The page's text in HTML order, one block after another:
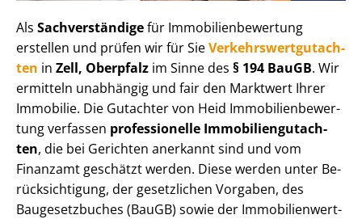
Als Sachverständigefür Im­mo­bi­li­en­be­wer­tung
erstellen und prüfen wir für SieVer­kehrs­wert­gut­ach­
ten in Zell, Oberpfalz im Sinne des § 194 BauGB. Wir
ermitteln unabhängig und fair den Marktwert Ihrer
Immobilie. Die Gutachter von Heid Im­mo­bi­li­en­be­wer­
tung verfassen professionelle Im­mo­bi­li­en­gut­ach­
ten, die bei Gerichten anerkannt sind und vom
Finanzamt geschätzt werden. Diese werden unter Be­
rück­sich­ti­gung, der gesetzlichen Vorgaben, des
Baugesetzbuches (BauGB) sowie der Im­mo­bi­li­en­wert­